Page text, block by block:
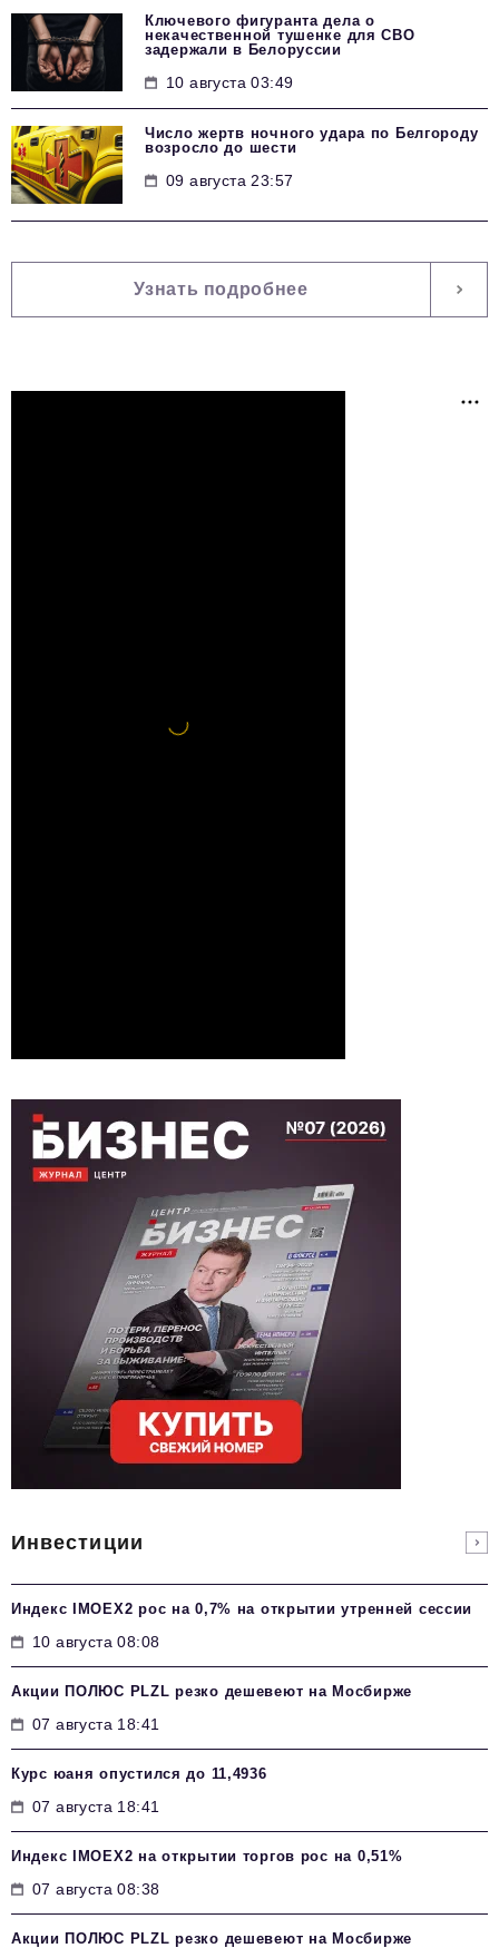
Ключевого фигуранта дела о
некачественной тушенке для СВО
задержали в Белоруссии
10 августа 03:49
Число жертв ночного удара по Белгороду
возросло до шести
09 августа 23:57
Узнать подробнее
Инвестиции
Индекс IMOEX2 рос на 0,7% на открытии утренней сессии
10 августа 08:08
Акции ПОЛЮС PLZL резко дешевеют на Мосбирже
07 августа 18:41
Курс юаня опустился до 11,4936
07 августа 18:41
Индекс IMOEX2 на открытии торгов рос на 0,51%
07 августа 08:38
Акции ПОЛЮС PLZL резко дешевеют на Мосбирже